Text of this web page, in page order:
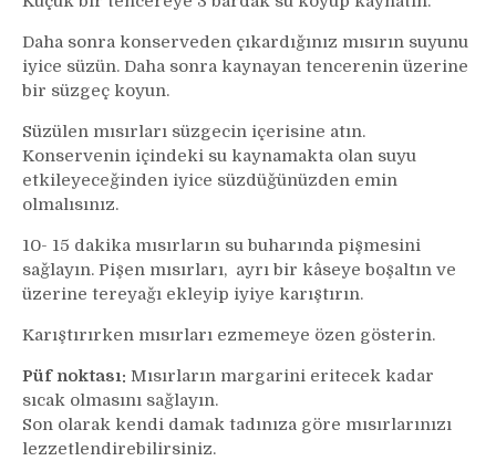
Daha sonra konserveden çıkardığınız mısırın suyunu
iyice süzün. Daha sonra kaynayan tencerenin üzerine
bir süzgeç koyun.
Süzülen mısırları süzgecin içerisine atın.
Konservenin içindeki su kaynamakta olan suyu
etkileyeceğinden iyice süzdüğünüzden emin
olmalısınız.
10- 15 dakika mısırların su buharında pişmesini
sağlayın. Pişen mısırları, ayrı bir kâseye boşaltın ve
üzerine tereyağı ekleyip iyiye karıştırın.
Karıştırırken mısırları ezmemeye özen gösterin.
Püf noktası: Mısırların margarini eritecek kadar
sıcak olmasını sağlayın.
Son olarak kendi damak tadınıza göre mısırlarınızı
lezzetlendirebilirsiniz.